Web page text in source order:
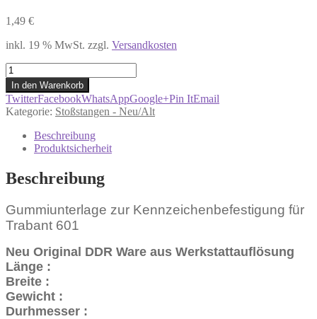
1,49 €
inkl. 19 % MwSt. zzgl. Versandkosten
Gummiunterlage
Kennzeichenbefestigung
Trabant
601
Menge
In den Warenkorb
TwitterFacebookWhatsAppGoogle+Pin ItEmail
Kategorie: Stoßstangen - Neu/Alt
Beschreibung
Produktsicherheit
Beschreibung
Gummiunterlage zur Kennzeichenbefestigung für
Trabant 601
Neu Original DDR Ware aus Werkstattauflösung
Länge :
Breite :
Gewicht :
Durhmesser :